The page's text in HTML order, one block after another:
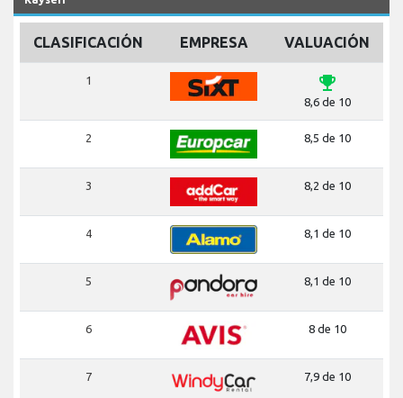
CLASIFICACIÓN EMPRESA VALUACIÓN
1 emoji_events
8,6 de 10
2 8,5 de 10
3 8,2 de 10
4 8,1 de 10
5 8,1 de 10
6 8 de 10
7 7,9 de 10